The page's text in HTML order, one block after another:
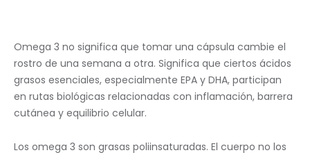
Omega 3 no significa que tomar una cápsula cambie el
rostro de una semana a otra. Significa que ciertos ácidos
grasos esenciales, especialmente EPA y DHA, participan
en rutas biológicas relacionadas con inflamación, barrera
cutánea y equilibrio celular.
Los omega 3 son grasas poliinsaturadas. El cuerpo no los